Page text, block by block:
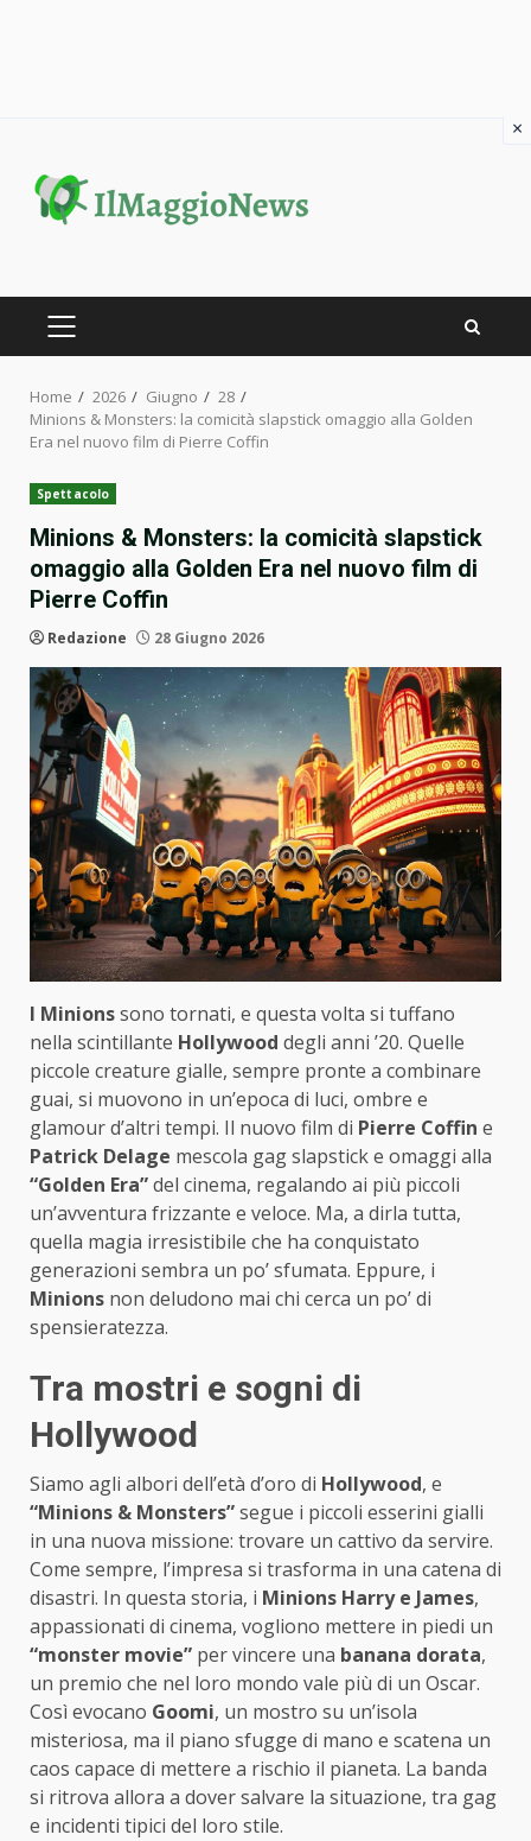
content
PRIMARY
Home 2026 Giugno
28
Minions & Monsters: la comicità slapstick omaggio alla Golden
Era nel nuovo film di Pierre Coffin
Spettacolo
Minions & Monsters: la comicità slapstick
omaggio alla Golden Era nel nuovo film di
Pierre Coffin
Redazione 28 Giugno 2026
I Minionssono tornati, e questa volta si tuffano
nella scintillante Hollywood degli anni ’20. Quelle
piccole creature gialle, sempre pronte a combinare
guai, si muovono in un’epoca di luci, ombre e
glamour d’altri tempi. Il nuovo film di Pierre Coffin e
Patrick Delage mescola gag slapstick e omaggi alla
“Golden Era”del cinema, regalando ai più piccoli
un’avventura frizzante e veloce. Ma, a dirla tutta,
quella magia irresistibile che ha conquistato
generazioni sembra un po’ sfumata. Eppure, i
Minions non deludono mai chi cerca un po’ di
spensieratezza.
Tra mostri e sogni di
Hollywood
Siamo agli albori dell’età d’oro di Hollywood, e
“Minions & Monsters”segue i piccoli esserini gialli
in una nuova missione: trovare un cattivo da servire.
Come sempre, l’impresa si trasforma in una catena di
disastri. In questa storia, i Minions Harry e James,
appassionati di cinema, vogliono mettere in piedi un
“monster movie” per vincere una banana dorata,
un premio che nel loro mondo vale più di un Oscar.
Così evocano Goomi, un mostro su un’isola
misteriosa, ma il piano sfugge di mano e scatena un
caos capace di mettere a rischio il pianeta. La banda
si ritrova allora a dover salvare la situazione, tra gag
e incidenti tipici del loro stile.
×